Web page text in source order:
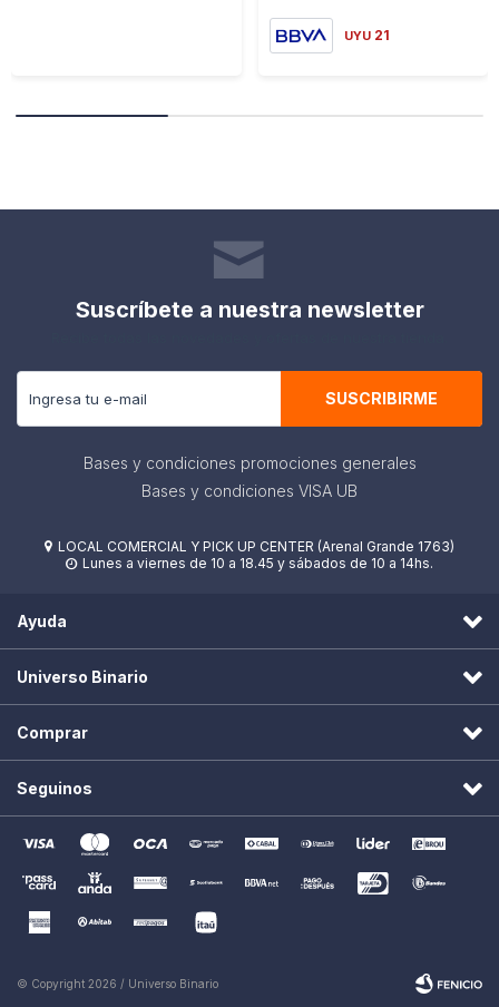
UYU 21
Suscríbete a nuestra newsletter
SUSCRIBIRME
Bases y condiciones promociones generales
Bases y condiciones VISA UB
 LOCAL COMERCIAL Y PICK UP CENTER (Arenal Grande 1763)
 Lunes a viernes de 10 a 18.45 y sábados de 10 a 14hs.
Ayuda
Universo Binario
Comprar
Seguinos
© Copyright 2026 / Universo Binario